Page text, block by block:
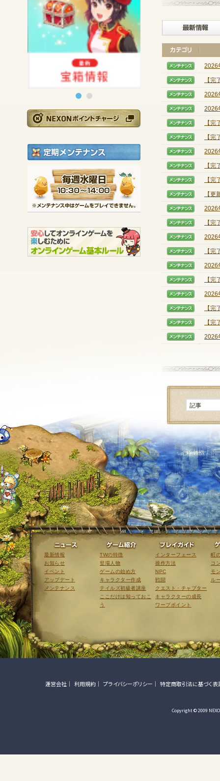
NEXONポイントチ
定期メンテナンス
毎週水曜日 10:30
※メンテナンス中は
【メ
2026
【メ
【
【メ
2026
【メ
2026
【メ
【
【メ
【
【メ
2026
【メ
【
【メ
【
【メ
【
【メ
2026
【メ
【
【メ
2026
【メ
【
【メ
2026
【メ
【
【メ
2026
【メ
【
【メ
【
【メ
2026
ニュース
最新情報
お知らせ
イベント
アップデート
メンテナンス
ゲーム紹介
TWの特徴
登場人物
ゲームの始め方
キャラクター作成
テイルズ初級者講座
ここだけは知っておこ
う
インターフェース
操作方法
NPC
戦闘
クエスト・チャプター
キャラクターの成長
ワープポイント
町
コ
モ
ル
運営会社 利用規約 プライバシーポリシー 特定商取引法に基づく表
Copyright © 2009